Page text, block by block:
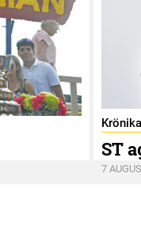
Krönika
ST
7